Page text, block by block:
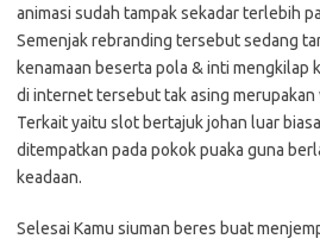
animasi sudah tampak sekadar terlebih
Semenjak rebranding tersebut sedang
kenamaan beserta pola & inti mengkilap
di internet tersebut tak asing
Terkait yaitu slot bertajuk johan luar
ditempatkan pada pokok puaka guna
keadaan.
Selesai Kamu siuman beres buat